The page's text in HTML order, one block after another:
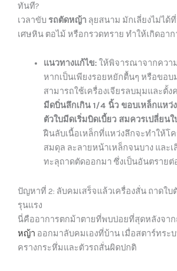
ทันที?
เวลาขับ รถตัดหญ้า ลุยสนาม มักเลี่ยงไม่ได้
เศษหิน ตอไม้ หรือกรวดทราย ทำให้เกิดอา
แนวทางแก้ไข: ให้พิจารณาจากควา
หากเป็นเพียงรอยหยักตื้นๆ หรือขอ
สามารถใช้เครื่องเจียรลบมุมและตั้ง
มีดบิ่นลึกเกิน 1/4 นิ้ว ขอบเหล็กแหว่
ตัวใบมีดเริ่มบิดเบี้ยว สมควรเปลี่ยน
ฝืนลับเนื้อเหล็กที่แหว่งลึกจะทำให้โค
สมดุล ละลายหน้าเหล็กจนบาง และ
ทะลุถาดตัดออกมา ซึ่งเป็นอันตรายต่
ปัญหาที่ 2: ลับคมเสร็จแล้วเครื่องสั่น ถาดใบ
รุนแรง
นี่คืออาการตกม้าตายที่พบบ่อยที่สุดหลังจา
หญ้า ออกมาลับคมเองที่บ้าน เมื่อสตาร์ทระ
ครางกระหึ่มและตัวรถสั่นผิดปกติ